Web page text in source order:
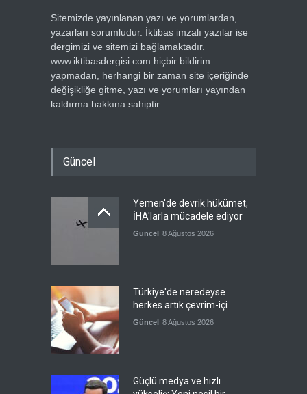
Sitemizde yayınlanan yazı ve yorumlardan,
yazarları sorumludur. İktibas imzalı yazılar ise
dergimizi ve sitemizi bağlamaktadır.
www.iktibasdergisi.com hiçbir bildirim
yapmadan, herhangi bir zaman site içeriğinde
değişikliğe gitme, yazı ve yorumları yayından
kaldırma hakkına sahiptir.
Güncel
Yemen'de devrik hükümet,
İHA'larla mücadele ediyor
Güncel 8 Ağustos 2026
Türkiye'de neredeyse
herkes artık çevrim-içi
Güncel 8 Ağustos 2026
Güçlü medya ve hızlı